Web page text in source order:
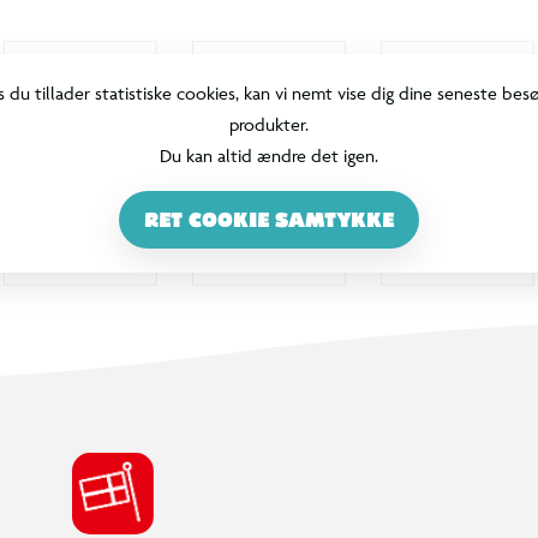
du tillader statistiske cookies, kan vi nemt vise dig dine seneste
produkter.
Du kan altid ændre det igen.
RET COOKIE SAMTYKKE